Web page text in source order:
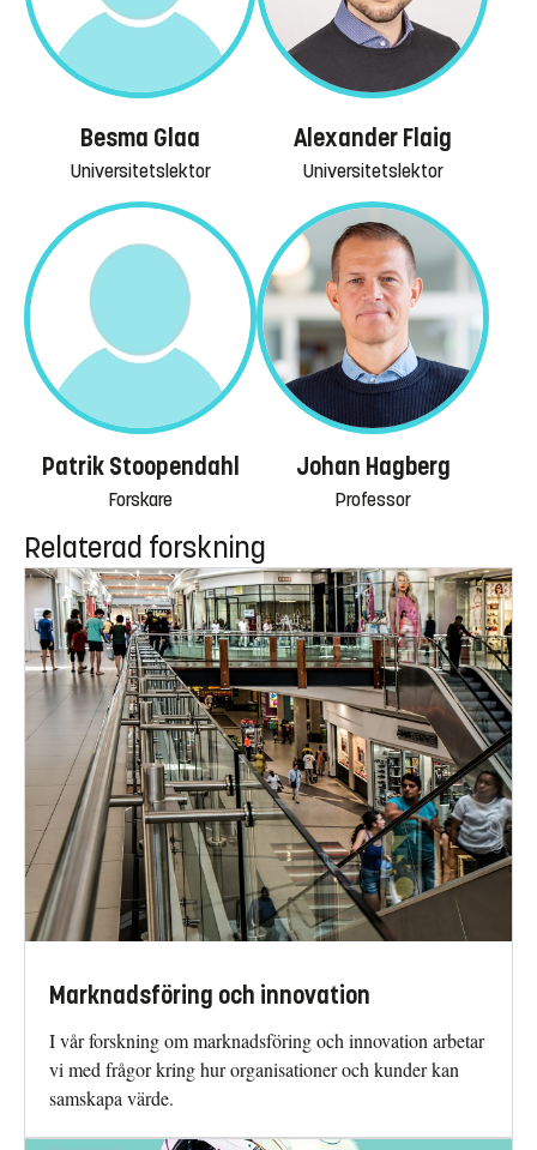
Besma Glaa
Universitetslektor
Alexander Flaig
Universitetslektor
Patrik Stoopendahl
Forskare
Johan Hagberg
Professor
Relaterad forskning
Marknadsföring och innovation
I vår forskning om marknadsföring och innovation arbetar
vi med frågor kring hur organisationer och kunder kan
samskapa värde.